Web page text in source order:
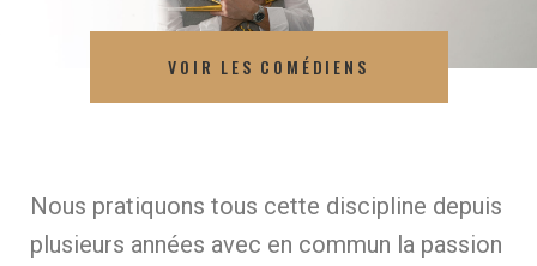
VOIR LES COMÉDIENS
Nous pratiquons tous cette discipline depuis
plusieurs années avec en commun la passion